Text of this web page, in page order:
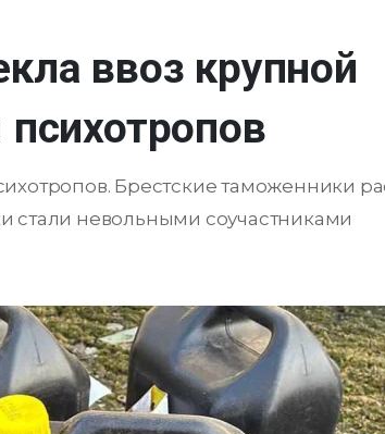
ввоз крупной
Брестские таможенники
стали невольными соучастниками